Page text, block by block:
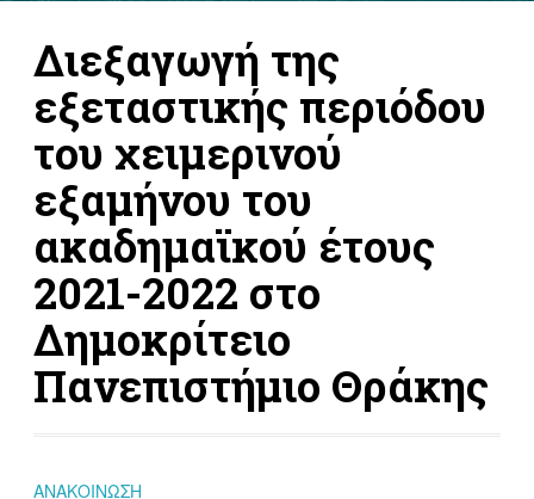
Διεξαγωγή της
εξεταστικής περιόδου
του χειμερινού
εξαμήνου του
ακαδημαϊκού έτους
2021-2022 στο
Δημοκρίτειο
Πανεπιστήμιο Θράκης
ΑΝΑΚΟΙΝΩΣΗ